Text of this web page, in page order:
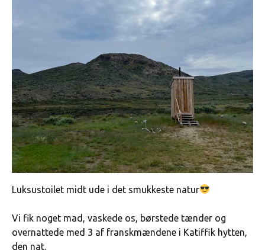
Luksustoilet midt ude i det smukkeste natur
Vi fik noget mad, vaskede os, børstede tænder og
overnattede med 3 af franskmændene i Katiffik hytten,
den nat.